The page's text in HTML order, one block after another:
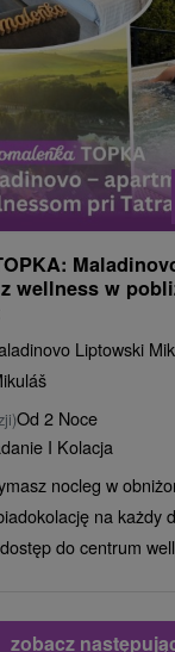
wellness w
Liptowski
Od 2 Noce
I Kolacja
nocleg w
na każdy
do centrum
zobacz